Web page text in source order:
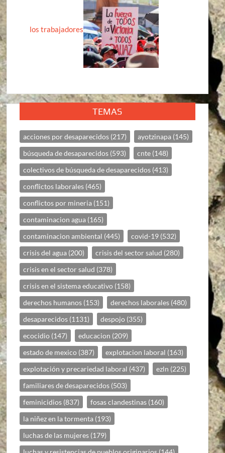
los trabajadores
TEMAS
acciones por desaparecidos (217) ayotzinapa (145)
búsqueda de desaparecidos (593) cnte (148)
colectivos de búsqueda de desaparecidos (413)
conflictos laborales (465)
conflictos por mineria (151)
contaminacion agua (165)
contaminacion ambiental (445) covid-19 (532)
crisis del agua (200) crisis del sector salud (280)
crisis en el sector salud (378)
crisis en el sistema educativo (158)
derechos humanos (153) derechos laborales (480)
desaparecidos (1131) despojo (355)
ecocidio (147) educacion (209)
estado de mexico (387) explotacion laboral (163)
explotación y precariedad laboral (437) ezln (225)
familiares de desaparecidos (503)
feminicidios (837) fosas clandestinas (160)
la niñez en la tormenta (193)
luchas de las mujeres (179)